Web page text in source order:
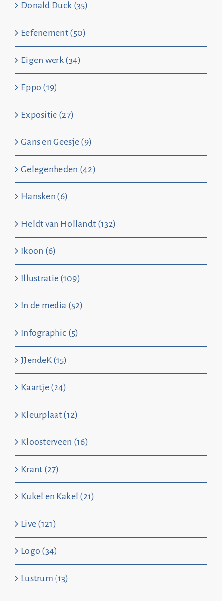
Donald Duck (35)
Eefenement (50)
Eigen werk (34)
Eppo (19)
Expositie (27)
Gans en Geesje (9)
Gelegenheden (42)
Hansken (6)
Heldt van Hollandt (132)
Ikoon (6)
Illustratie (109)
In de media (52)
Infographic (5)
JJendeK (15)
Kaartje (24)
Kleurplaat (12)
Kloosterveen (16)
Krant (27)
Kukel en Kakel (21)
Live (121)
Logo (34)
Lustrum (13)